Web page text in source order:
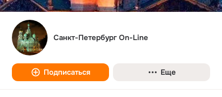
Санкт-Петербург On-Line
Подписаться Еще